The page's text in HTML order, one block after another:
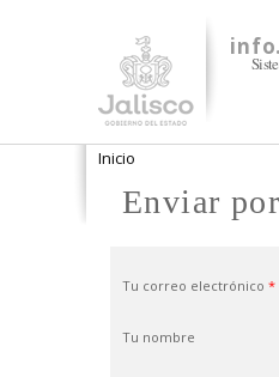
Se encuentra usted aquí
Inicio
Enviar
Tu correo electrónico *
Tu nombre